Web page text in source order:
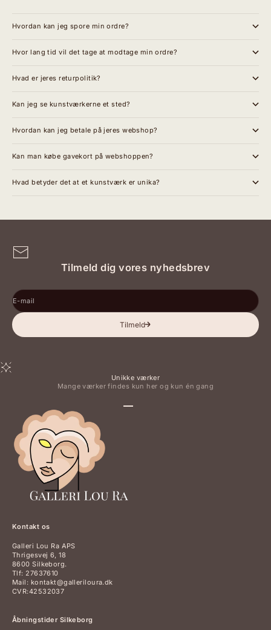
Hvordan kan jeg spore min ordre?
Hvor lang tid vil det tage at modtage min ordre?
Hvad er jeres returpolitik?
Kan jeg se kunstværkerne et sted?
Hvordan kan jeg betale på jeres webshop?
Kan man købe gavekort på webshoppen?
Hvad betyder det at et kunstværk er unika?
Tilmeld dig vores nyhedsbrev
E-mail
Tilmeld
Unikke værker
Mange værker findes kun her og kun én gang
Kontakt os
Galleri Lou Ra APS
Thrigesvej 6, 18
8600 Silkeborg.
Tlf: 27637610
Mail: kontakt@galleriloura.dk
CVR:42532037
Åbningstider Silkeborg